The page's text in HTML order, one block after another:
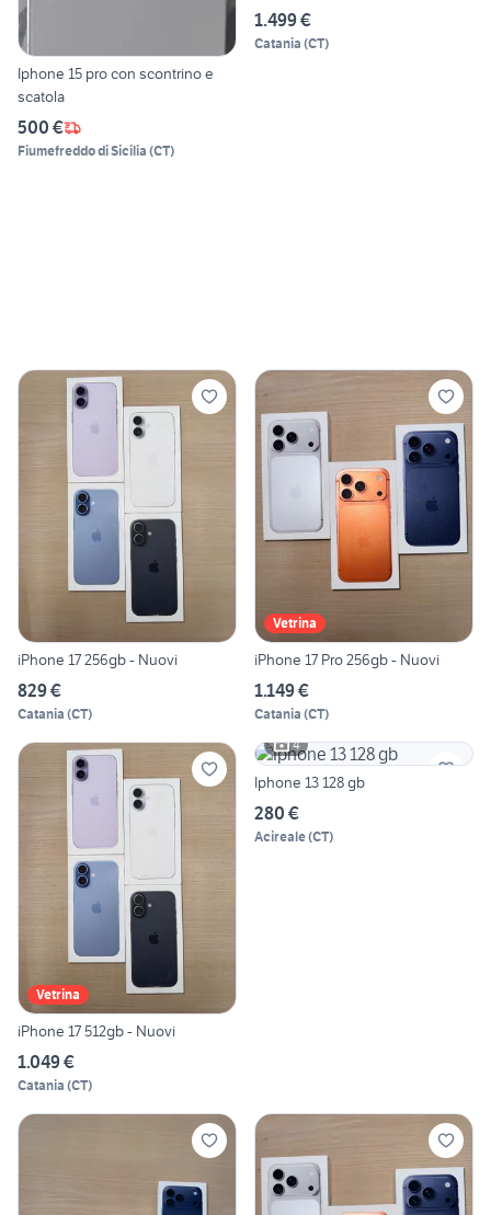
Iphone 15 pro con scontrino e
scatola
500 €
Fiumefreddo di Sicilia (CT)
1.499 €
Catania (CT)
iPhone 17 256gb - Nuovi
829 €
Catania (CT)
Vetrina
iPhone 17 Pro 256gb - Nuovi
1.149 €
Catania (CT)
Vetrina
iPhone 17 512gb - Nuovi
1.049 €
Catania (CT)
4
Iphone 13 128 gb
280 €
Acireale(CT)